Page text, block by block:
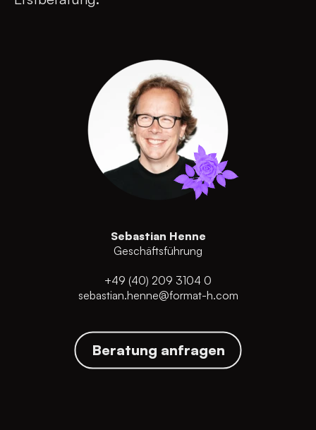
Sebastian Henne
Geschäftsführung
+49 (40) 209 3104 0
sebastian.henne@format-h.com
Beratung anfragen